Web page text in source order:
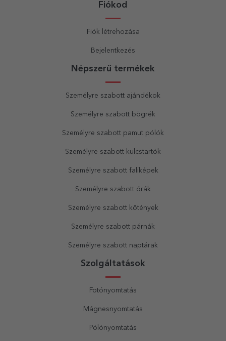
Fiókod
Fiók létrehozása
Bejelentkezés
Népszerű termékek
Személyre szabott ajándékok
Személyre szabott bögrék
Személyre szabott pamut pólók
Személyre szabott kulcstartók
Személyre szabott faliképek
Személyre szabott órák
Személyre szabott kötények
Személyre szabott párnák
Személyre szabott naptárak
Szolgáltatások
Fotónyomtatás
Mágnesnyomtatás
Pólónyomtatás